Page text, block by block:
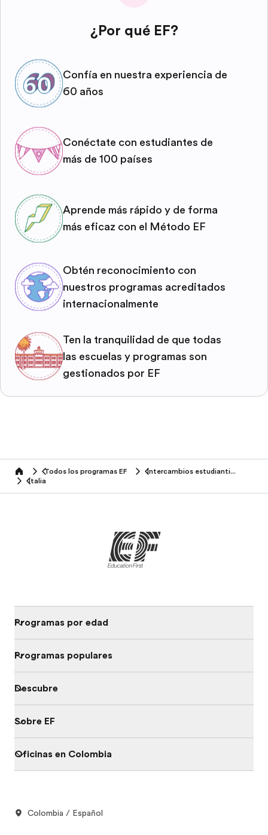
¿Por qué EF?
Confía en nuestra experiencia de
60 años
Conéctate con estudiantes de
más de 100 países
Aprende más rápido y de forma
más eficaz con el Método EF
Obtén reconocimiento con
nuestros programas acreditados
internacionalmente
Ten la tranquilidad de que todas
las escuelas y programas son
gestionados por EF
home Todos los programas EF
Intercambios estudiantiles
Italia
Programas por edad
Programas populares
Descubre
Sobre EF
Oficinas en Colombia
Colombia / Español